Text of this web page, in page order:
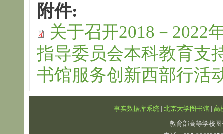
附件:
关于召开2018－2022
指导委员会本科教育支
书馆服务创新西部行活
事实数据库系统 | 北京大学图书馆| 高
教育部高等学校